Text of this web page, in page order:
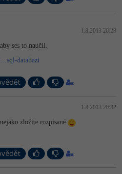
1.8.2013 20:28
ses to naučil.
databazi
1.8.2013 20:32
zložite rozpisané